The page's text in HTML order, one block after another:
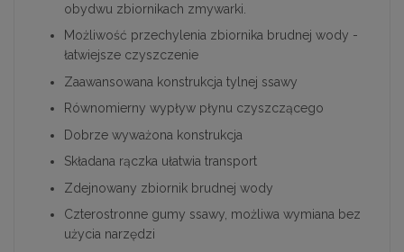
obydwu zbiornikach zmywarki.
Możliwość przechylenia zbiornika brudnej wody -
łatwiejsze czyszczenie
Zaawansowana konstrukcja tylnej ssawy
Równomierny wypływ płynu czyszczącego
Dobrze wyważona konstrukcja
Składana rączka ułatwia transport
Zdejnowany zbiornik brudnej wody
Czterostronne gumy ssawy, możliwa wymiana bez
użycia narzędzi